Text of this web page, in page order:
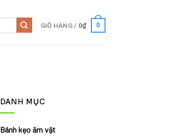
GIỎ HÀNG / 0₫ 0
DANH MỤC
Bánh kẹo ăm vặt